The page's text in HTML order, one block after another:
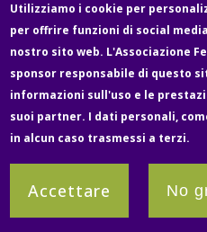
Datenschutz.
Fußzeile
Newsletter Über uns
Legale e protezione dei dati
Utilizziamo i cookie per
per offrire funzioni di social
nostro sito web. L'Associazione
sponsor responsabile di questo
informazioni sull'uso e le
suoi partner. I dati personali,
in alcun caso trasmessi a terzi.
Accettare No